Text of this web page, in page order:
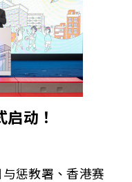
启动！
惩教署、香港赛